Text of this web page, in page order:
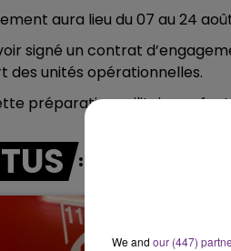
5h00 - 6h00
BEST OF DE LA FAMILLE
CHAMPAGNE FM
aura lieu du 07 au 24
signé un contrat
des unités opérationnelles.
préparation militaire se
We and our (447)